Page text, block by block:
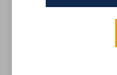
https://